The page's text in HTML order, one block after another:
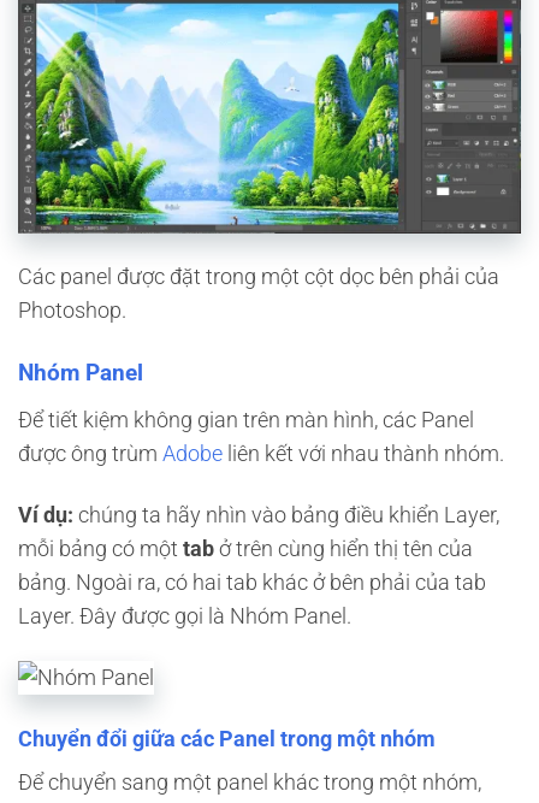
Các panel được đặt trong một cột dọc bên phải của
Photoshop.
Nhóm Panel
Để tiết kiệm không gian trên màn hình, các Panel
được ông trùm Adobe liên kết với nhau thành nhóm.
Ví dụ: chúng ta hãy nhìn vào bảng điều khiển Layer,
mỗi bảng có một tab ở trên cùng hiển thị tên của
bảng. Ngoài ra, có hai tab khác ở bên phải của tab
Layer. Đây được gọi là Nhóm Panel.
Chuyển đổi giữa các Panel trong một nhóm
Để chuyển sang một panel khác trong một nhóm,